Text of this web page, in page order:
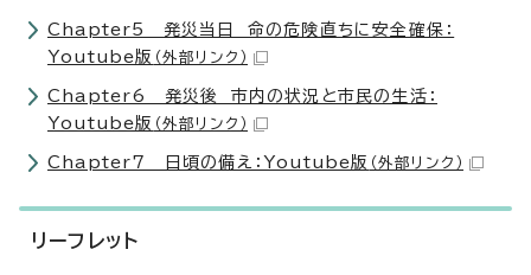
Chapter5 発災当日 命の危険直ちに安全確保：
Youtube版 （外部リンク）
Chapter6 発災後 市内の状況と市民の生活：
Youtube版 （外部リンク）
Chapter7 日頃の備え：Youtube版 （外部リンク）
リーフレット